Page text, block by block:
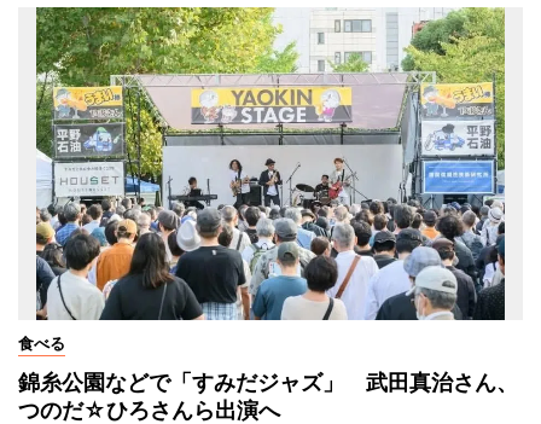
食べる
錦糸公園などで「すみだジャズ」 武田真治さん、
つのだ☆ひろさんら出演へ